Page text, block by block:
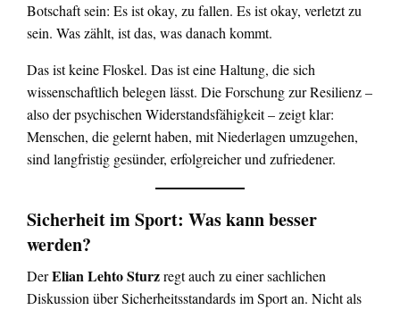
Botschaft sein: Es ist okay, zu fallen. Es ist okay, verletzt zu
sein. Was zählt, ist das, was danach kommt.
Das ist keine Floskel. Das ist eine Haltung, die sich
wissenschaftlich belegen lässt. Die Forschung zur Resilienz –
also der psychischen Widerstandsfähigkeit – zeigt klar:
Menschen, die gelernt haben, mit Niederlagen umzugehen,
sind langfristig gesünder, erfolgreicher und zufriedener.
Sicherheit im Sport: Was kann besser
werden?
DerElian Lehto Sturzregt auch zu einer sachlichen
Diskussion über Sicherheitsstandards im Sport an. Nicht als